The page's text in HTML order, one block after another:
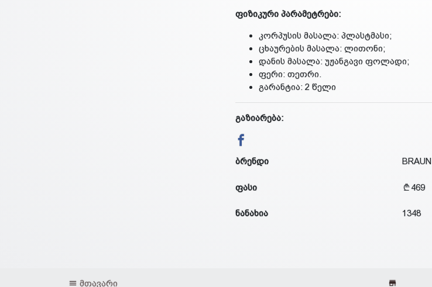
ფიზიკური პარამეტრები:
კორპუსის მასალა: პლასტმასი;
ცხაურების მასალა: ლითონი;
დანის მასალა: უჟანგავი ფოლადი;
ფერი: თეთრი.
გარანტია: 2 წელი
გაზიარება:
ბრენდი BRAUN
ფასი 469
ნანახია 1348
მთავარი